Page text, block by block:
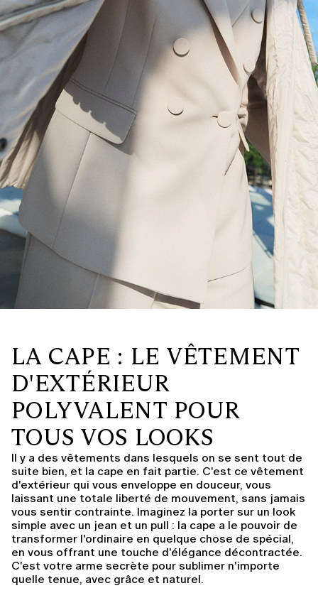
LA CAPE : LE VÊTEMENT
D'EXTÉRIEUR
POLYVALENT POUR
TOUS VOS LOOKS
Il y a des vêtements dans lesquels on se sent tout de
suite bien, et la cape en fait partie. C'est ce vêtement
d'extérieur qui vous enveloppe en douceur, vous
laissant une totale liberté de mouvement, sans jamais
vous sentir contrainte. Imaginez la porter sur un look
simple avec un jean et un pull : la cape a le pouvoir de
transformer l'ordinaire en quelque chose de spécial,
en vous offrant une touche d'élégance décontractée.
C'est votre arme secrète pour sublimer n'importe
quelle tenue, avec grâce et naturel.